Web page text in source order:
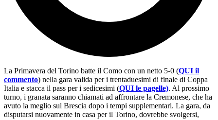
La Primavera del Torino batte il Como con un netto 5-0 (QUI il
commento) nella gara valida per i trentaduesimi di finale di Coppa
Italia e stacca il pass per i sedicesimi (QUI le pagelle). Al prossimo
turno, i granata saranno chiamati ad affrontare la Cremonese, che ha
avuto la meglio sul Brescia dopo i tempi supplementari. La gara, da
disputarsi nuovamente in casa per il Torino, dovrebbe svolgersi,